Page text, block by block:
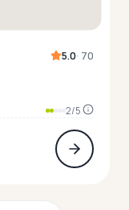
5.0· 70
2/5